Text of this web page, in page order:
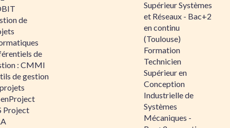
de
de
: CMMI
de gestion
Project
Supérieur Systèmes
et Réseaux - Bac+2
en continu
(Toulouse)
Formation
Technicien
Supérieur en
Conception
Industrielle de
Systèmes
Mécaniques -